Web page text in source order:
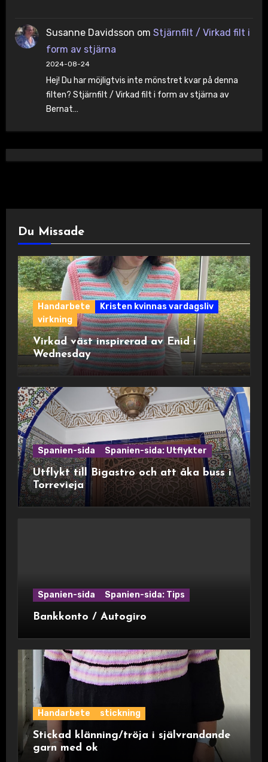
Susanne Davidsson om Stjärnfilt / Virkad filt i
form av stjärna
2024-08-24
Hej! Du har möjligtvis inte mönstret kvar på denna
filten? Stjärnfilt / Virkad filt i form av stjärna av
Bernat…
Du Missade
Handarbete
Kristen kvinnas vardagsliv
virkning
Virkad väst inspirerad av Enid i
Wednesday
Spanien-sida Spanien-sida: Utflykter
Utflykt till Bigastro och att åka buss i
Torrevieja
Spanien-sida Spanien-sida: Tips
Bankkonto / Autogiro
Handarbete stickning
Stickad klänning/tröja i självrandande
garn med ok